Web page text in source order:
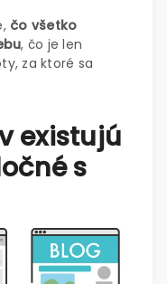
čo všetko
, čo je len
za ktoré sa
existujú
s